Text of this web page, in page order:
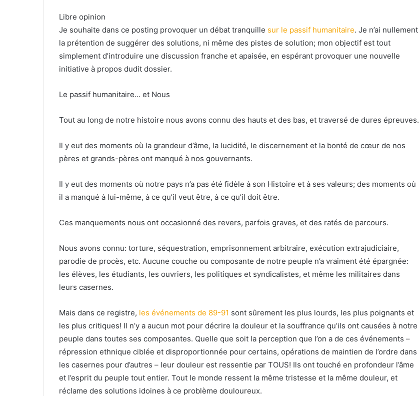
Libre opinion
Je souhaite dans ce posting provoquer un débat tranquille sur le passif humanitaire. Je n’ai nullement
la prétention de suggérer des solutions, ni même des pistes de solution; mon objectif est tout
simplement d’introduire une discussion franche et apaisée, en espérant provoquer une nouvelle
initiative à propos dudit dossier.
Le passif humanitaire… et Nous
Tout au long de notre histoire nous avons connu des hauts et des bas, et traversé de dures épreuves.
Il y eut des moments où la grandeur d’âme, la lucidité, le discernement et la bonté de cœur de nos
pères et grands-pères ont manqué à nos gouvernants.
Il y eut des moments où notre pays n’a pas été fidèle à son Histoire et à ses valeurs; des moments où
il a manqué à lui-même, à ce qu’il veut être, à ce qu’il doit être.
Ces manquements nous ont occasionné des revers, parfois graves, et des ratés de parcours.
Nous avons connu: torture, séquestration, emprisonnement arbitraire, exécution extrajudiciaire,
parodie de procès, etc. Aucune couche ou composante de notre peuple n’a vraiment été épargnée:
les élèves, les étudiants, les ouvriers, les politiques et syndicalistes, et même les militaires dans
leurs casernes.
Mais dans ce registre, les événements de 89-91 sont sûrement les plus lourds, les plus poignants et
les plus critiques! Il n’y a aucun mot pour décrire la douleur et la souffrance qu’ils ont causées à notre
peuple dans toutes ses composantes. Quelle que soit la perception que l’on a de ces événements –
répression ethnique ciblée et disproportionnée pour certains, opérations de maintien de l’ordre dans
les casernes pour d’autres – leur douleur est ressentie par TOUS! Ils ont touché en profondeur l’âme
et l’esprit du peuple tout entier. Tout le monde ressent la même tristesse et la même douleur, et
réclame des solutions idoines à ce problème douloureux.